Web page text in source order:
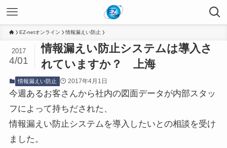
EZ-netオンライン 情報漏えい防止
情報漏えい防止システムは導入さ
れていますか？ 上海
2017
4/01
情報漏えい防止 2017年4月1日
今週あるお客さんから社内の図面データが内部スタッ
フによって持ちだされた、
情報漏えい防止システムを導入したいとの相談を受け
ました。